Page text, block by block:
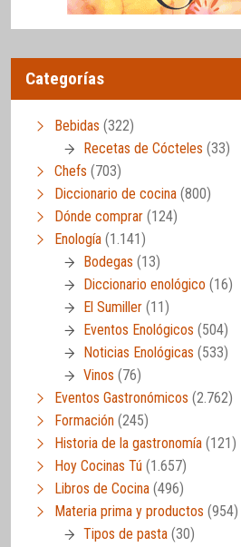
Categorías
Bebidas (322)
Recetas de Cócteles (33)
Chefs (703)
Diccionario de cocina (800)
Dónde comprar (124)
Enología (1.141)
Bodegas (13)
Diccionario enológico (16)
El Sumiller (11)
Eventos Enológicos (504)
Noticias Enológicas (533)
Vinos (76)
Eventos Gastronómicos (2.762)
Formación (245)
Historia de la gastronomía (121)
Hoy Cocinas Tú (1.657)
Libros de Cocina (496)
Materia prima y productos (954)
Tipos de pasta (30)